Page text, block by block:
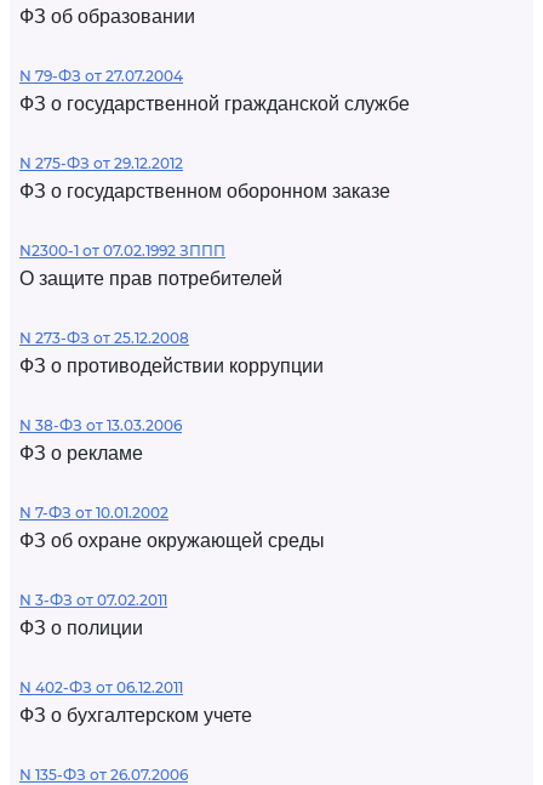
ФЗ об образовании
N 79-ФЗ от 27.07.2004
ФЗ о государственной гражданской службе
N 275-ФЗ от 29.12.2012
ФЗ о государственном оборонном заказе
N2300-1 от 07.02.1992 ЗППП
О защите прав потребителей
N 273-ФЗ от 25.12.2008
ФЗ о противодействии коррупции
N 38-ФЗ от 13.03.2006
ФЗ о рекламе
N 7-ФЗ от 10.01.2002
ФЗ об охране окружающей среды
N 3-ФЗ от 07.02.2011
ФЗ о полиции
N 402-ФЗ от 06.12.2011
ФЗ о бухгалтерском учете
N 135-ФЗ от 26.07.2006